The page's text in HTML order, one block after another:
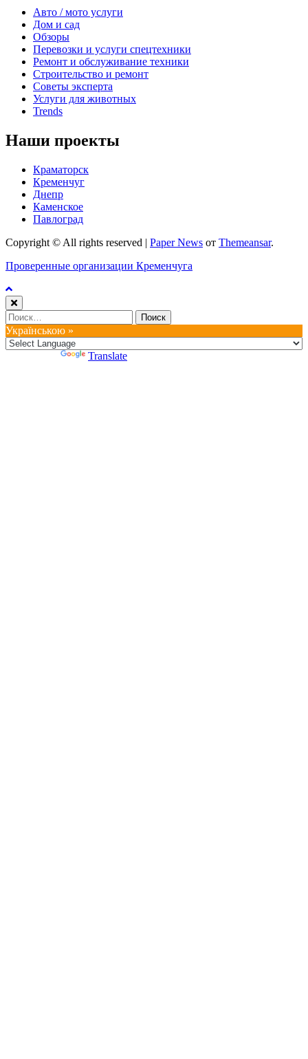
Авто / мото услуги
Дом и сад
Обзоры
Перевозки и услуги спецтехники
Ремонт и обслуживание техники
Строительство и ремонт
Советы эксперта
Услуги для животных
Trends
Наши проекты
Краматорск
Кременчуг
Днепр
Каменское
Павлоград
Copyright © All rights reserved | Paper News от Themeansar.
Проверенные организации Кременчуга
Найти:
Українською »
Translate